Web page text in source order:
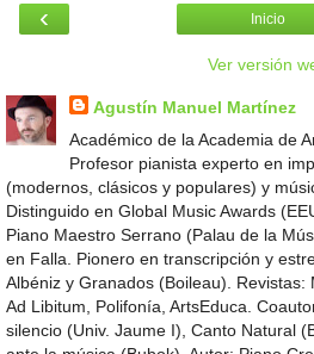
‹ Inicio
Ver versión
Agustín Manuel Martínez
Académico de la Academia de
Profesor pianista experto en
(modernos, clásicos y populares) y
Distinguido en Global Music Awards
Piano Maestro Serrano (Palau de la
en Falla. Pionero en transcripción y
Albéniz y Granados (Boileau). Revistas:
Ad Libitum, Polifonía, ArtsEduca.
silencio (Univ. Jaume I), Canto Natural